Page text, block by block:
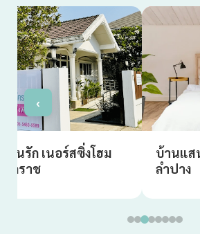
สาขาโคราช
สนรัก เนอร์สซิ่งโฮม
โคราช
บ้านแส
ลำปาง
‹